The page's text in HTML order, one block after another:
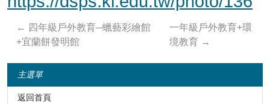
← 四年級戶外教育─蠟藝彩繪館
+宜蘭餅發明館
一年級戶外教育+環
境教育 →
主選單
返回首頁